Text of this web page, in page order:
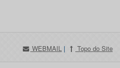
WEBMAIL | Topo do Site